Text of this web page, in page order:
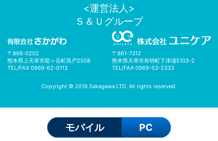
ョ
ン
<運営法人>
Ｓ＆Ｕグループ
〒866-0202
熊本県上天草市龍ヶ岳町髙戸2508
TEL/FAX 0969-62-0113
〒861-7312
熊本県天草市有明町下津浦5103-2
TEL/FAX 0969-53-2333
Copyright © 2019 Sakagawa LTD. All rights reserved.
モバイル PC